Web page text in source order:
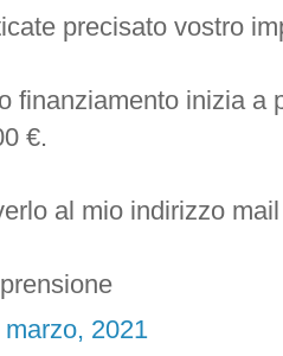
precisato vostro
finanziamento inizia a
€.
al mio indirizzo
2021